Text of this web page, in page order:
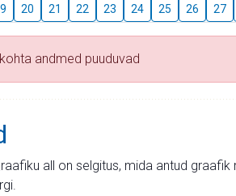
20 21 22 23 24 25 26 27
andmed puuduvad
all on selgitus, mida antud